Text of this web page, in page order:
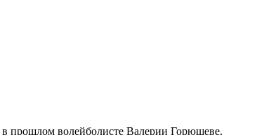
прошлом волейболисте Валерии Горюшеве.